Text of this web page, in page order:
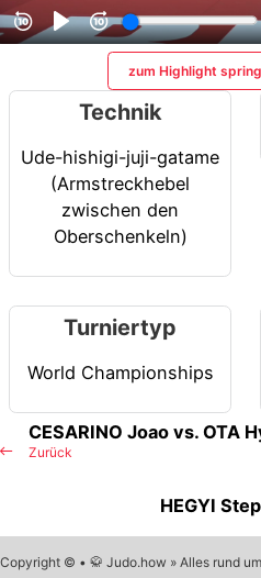
zum Highlight
Technik
Ude-hishigi-juji-gatame
(Armstreckhebel
zwischen den
Oberschenkeln)
Turniertyp
World Championships
Zurück
CESARINO Joao vs. OTA
HEGYI
Copyright © • 🥋 Judo.how » Alles rund